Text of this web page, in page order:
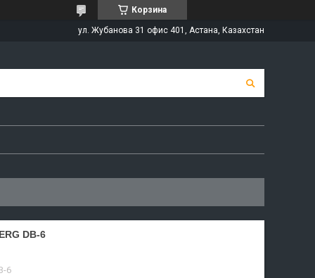
Корзина
ул. Жубанова 31 офис 401, Астана, Казахстан
DB-6
6